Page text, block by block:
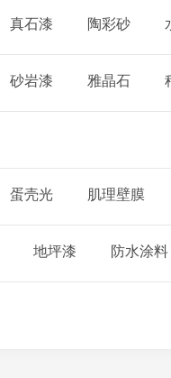
真石漆 陶彩砂
砂岩漆 雅晶石
蛋壳光 肌理壁膜
地坪漆 防水涂料